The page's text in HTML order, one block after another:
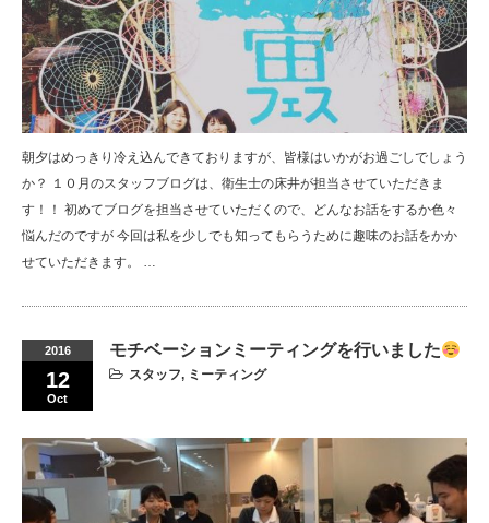
朝夕はめっきり冷え込んできておりますが、皆様はいかがお過ごしでしょう
か？ １０月のスタッフブログは、衛生士の床井が担当させていただきま
す！！ 初めてブログを担当させていただくので、どんなお話をするか色々
悩んだのですが 今回は私を少しでも知ってもらうために趣味のお話をかか
せていただきます。 …
2016
12
Oct
モチベーションミーティングを行いました
スタッフ, ミーティング